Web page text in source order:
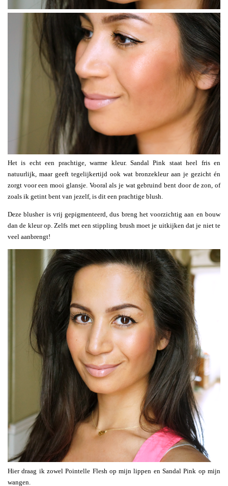
Het is echt een prachtige, warme kleur. Sandal Pink staat heel fris en
natuurlijk, maar geeft tegelijkertijd ook wat bronzekleur aan je gezicht én
zorgt voor een mooi glansje. Vooral als je wat gebruind bent door de zon, of
zoals ik getint bent van jezelf, is dit een prachtige blush.
Deze blusher is vrij gepigmenteerd, dus breng het voorzichtig aan en bouw
dan de kleur op. Zelfs met een stippling brush moet je uitkijken dat je niet te
veel aanbrengt!
Hier draag ik zowel Pointelle Flesh op mijn lippen en Sandal Pink op mijn
wangen.